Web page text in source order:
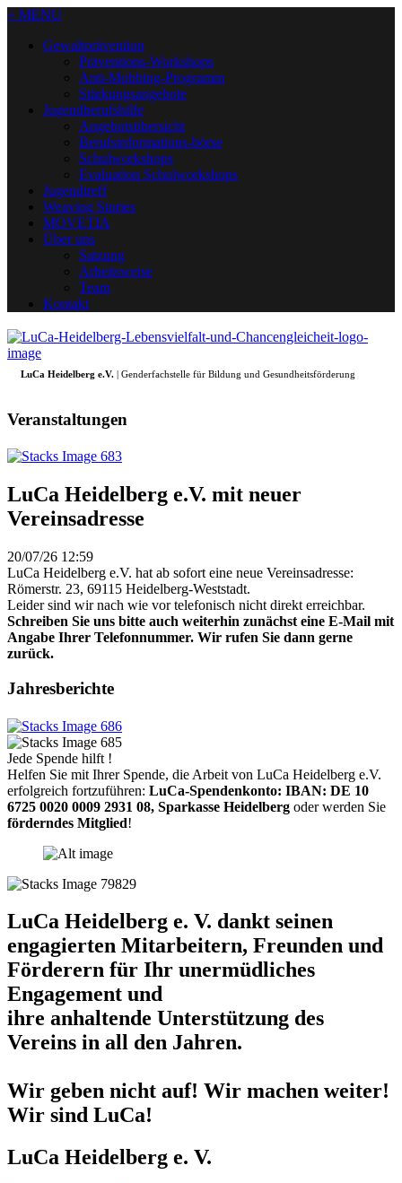
+ MENU
Gewaltprävention
Präventions-Workshops
Anti-Mobbing-Programm
Stärkungsangebote
Jugendberufshilfe
Angebotsübersicht
Berufsinformations-börse
Schulworkshops
Evaluation Schulworkshops
Jugendtreff
Weaving Stories
MOVETIA
Über uns
Satzung
Arbeitsweise
Team
Kontakt
LuCa Heidelberg e.V. | Genderfachstelle für Bildung und Gesundheitsförderung
Veranstaltungen
LuCa Heidelberg e.V. mit neuer
Vereinsadresse
20/07/26 12:59
LuCa Heidelberg e.V. hat ab sofort eine neue Vereinsadresse:
Römerstr. 23, 69115 Heidelberg-Weststadt.
Leider sind wir nach wie vor telefonisch nicht direkt erreichbar.
Schreiben Sie uns bitte auch weiterhin zunächst eine E-Mail mit
Angabe Ihrer Telefonnummer. Wir rufen Sie dann gerne
zurück.
Jahresberichte
Jede Spende hilft !
Helfen Sie mit Ihrer Spende, die Arbeit von LuCa Heidelberg e.V.
erfolgreich fortzuführen: LuCa-Spendenkonto: IBAN: DE 10
6725 0020 0009 2931 08, Sparkasse Heidelberg oder werden Sie
förderndes Mitglied!
LuCa Heidelberg e. V. dankt seinen
engagierten Mitarbeitern, Freunden und
Förderern für Ihr unermüdliches
Engagement und
ihre anhaltende Unterstützung des
Vereins in all den Jahren.
Wir geben nicht auf! Wir machen weiter!
Wir sind LuCa!
LuCa Heidelberg e. V.